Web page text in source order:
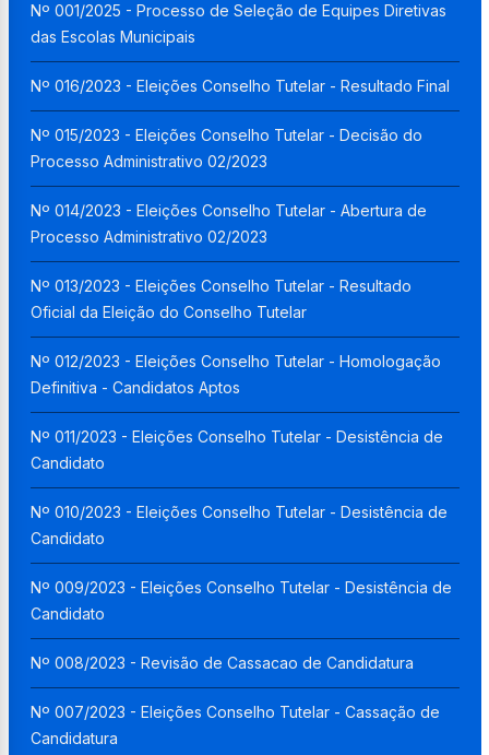
Nº 001/2025 - Processo de Seleção de Equipes Diretivas
das Escolas Municipais
Nº 016/2023 - Eleições Conselho Tutelar - Resultado Final
Nº 015/2023 - Eleições Conselho Tutelar - Decisão do
Processo Administrativo 02/2023
Nº 014/2023 - Eleições Conselho Tutelar - Abertura de
Processo Administrativo 02/2023
Nº 013/2023 - Eleições Conselho Tutelar - Resultado
Oficial da Eleição do Conselho Tutelar
Nº 012/2023 - Eleições Conselho Tutelar - Homologação
Definitiva - Candidatos Aptos
Nº 011/2023 - Eleições Conselho Tutelar - Desistência de
Candidato
Nº 010/2023 - Eleições Conselho Tutelar - Desistência de
Candidato
Nº 009/2023 - Eleições Conselho Tutelar - Desistência de
Candidato
Nº 008/2023 - Revisão de Cassacao de Candidatura
Nº 007/2023 - Eleições Conselho Tutelar - Cassação de
Candidatura